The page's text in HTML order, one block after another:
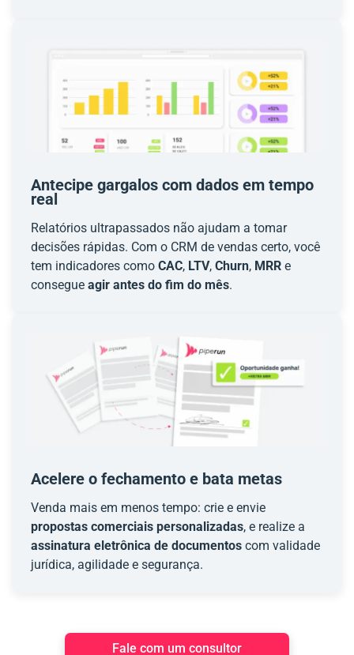
Antecipe gargalos com dados em tempo
real
Relatórios ultrapassados não ajudam a tomar
decisões rápidas. Com o CRM de vendas certo, você
tem indicadores como CAC, LTV, Churn, MRR e
consegue agir antes do fim do mês.
Acelere o fechamento e bata metas
Venda mais em menos tempo: crie e envie
propostas comerciais personalizadas, e realize a
assinatura eletrônica de documentos com validade
jurídica, agilidade e segurança.
Fale com um consultor